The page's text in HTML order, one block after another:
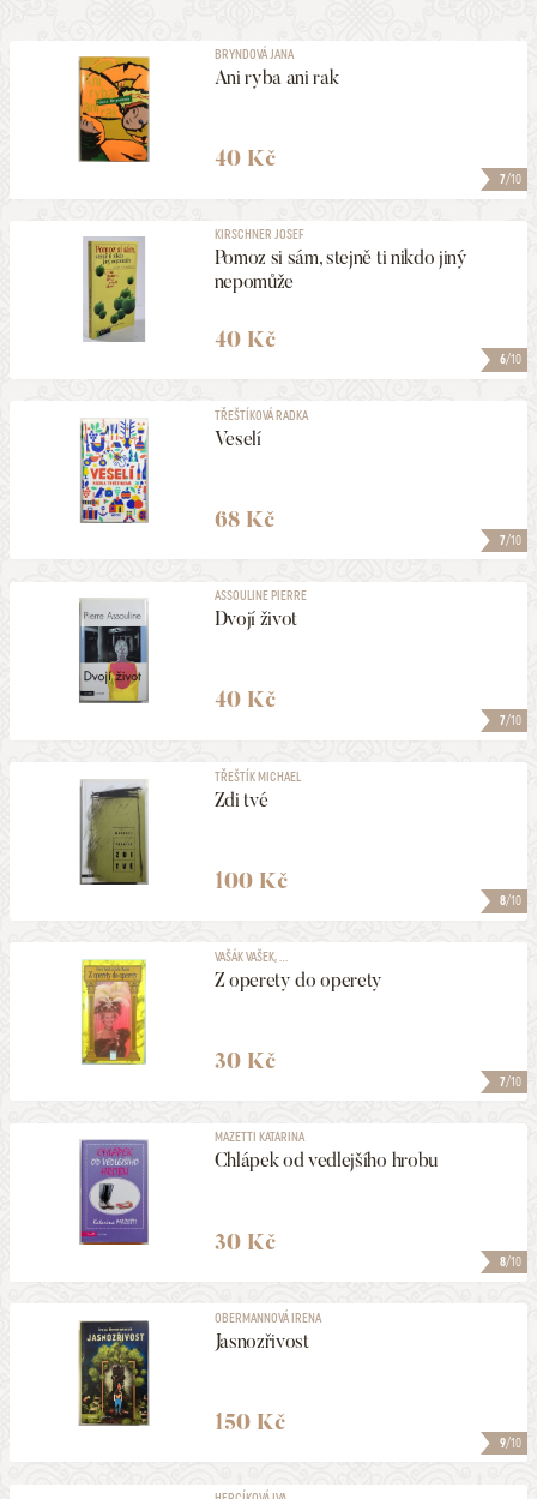
7/10
BRYNDOVÁ JANA
Ani ryba ani rak
40 Kč
6/10
KIRSCHNER JOSEF
Pomoz si sám, stejně ti nikdo jiný
nepomůže
40 Kč
7/10
TŘEŠTÍKOVÁ RADKA
Veselí
68 Kč
7/10
ASSOULINE PIERRE
Dvojí život
40 Kč
8/10
TŘEŠTÍK MICHAEL
Zdi tvé
100 Kč
7/10
VAŠÁK VAŠEK, ...
Z operety do operety
30 Kč
8/10
MAZETTI KATARINA
Chlápek od vedlejšího hrobu
30 Kč
9/10
OBERMANNOVÁ IRENA
Jasnozřivost
150 Kč